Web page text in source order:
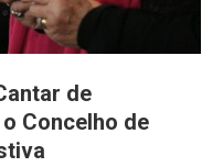
de
Concelho de